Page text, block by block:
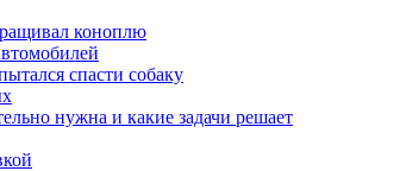
коноплю
спасти собаку
нужна и какие задачи решает